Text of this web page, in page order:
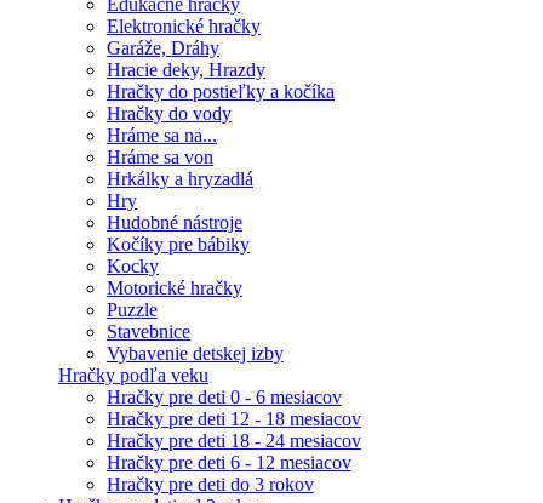
Edukačné hračky
Elektronické hračky
Garáže, Dráhy
Hracie deky, Hrazdy
Hračky do postieľky a kočíka
Hračky do vody
Hráme sa na...
Hráme sa von
Hrkálky a hryzadlá
Hry
Hudobné nástroje
Kočíky pre bábiky
Kocky
Motorické hračky
Puzzle
Stavebnice
Vybavenie detskej izby
Hračky podľa veku
Hračky pre deti 0 - 6 mesiacov
Hračky pre deti 12 - 18 mesiacov
Hračky pre deti 18 - 24 mesiacov
Hračky pre deti 6 - 12 mesiacov
Hračky pre deti do 3 rokov